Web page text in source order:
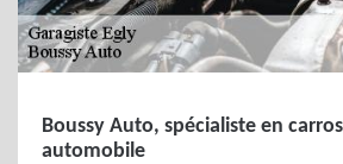
Boussy Auto, spécialiste en
automobile